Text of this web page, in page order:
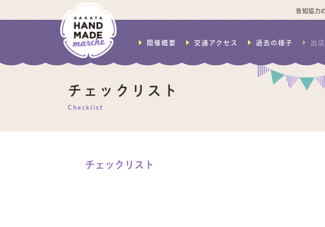
告知協力
開催概要 交通アクセス 過去の様子 出
チェックリスト
Checklist
チェックリスト